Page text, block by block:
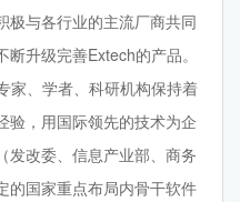
极与各行业的主流厂商共同
升级完善Extech的产品。
家、学者、科研机构保持着
验，用国际领先的技术为企
发改委、信息产业部、商务
的国家重点布局内骨干软件